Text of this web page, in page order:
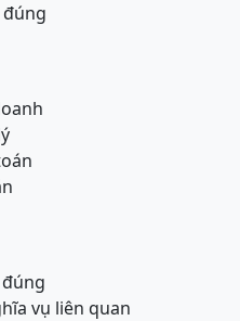
đúng
vụ liên quan